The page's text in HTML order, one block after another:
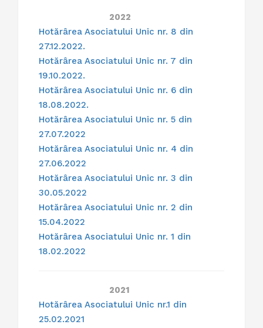
2022
Hotărârea Asociatului Unic nr. 8 din
27.12.2022.
Hotărârea Asociatului Unic nr. 7 din
19.10.2022.
Hotărârea Asociatului Unic nr. 6 din
18.08.2022.
Hotărârea Asociatului Unic nr. 5 din
27.07.2022
Hotărârea Asociatului Unic nr. 4 din
27.06.2022
Hotărârea Asociatului Unic nr. 3 din
30.05.2022
Hotărârea Asociatului Unic nr. 2 din
15.04.2022
Hotărârea Asociatului Unic nr. 1 din
18.02.2022
2021
Hotărârea Asociatului Unic nr.1 din
25.02.2021